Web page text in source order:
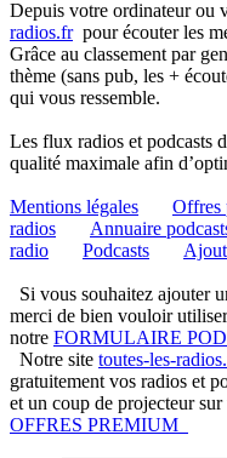
Depuis votre ordinateur ou
radios.frpour écouter les
Grâce au classement par
thème (sans pub, les +
qui vous ressemble.
Les flux radios et podcasts
qualité maximale afin
Mentions légales Offres
radios
Annuaire
radio
Podcasts
Si vous souhaitez ajouter
merci de bien vouloir
notre FORMULAIRE
Notre site toutes-les-
gratuitement vos radios et
et un coup de projecteur
OFFRES PREMIUM